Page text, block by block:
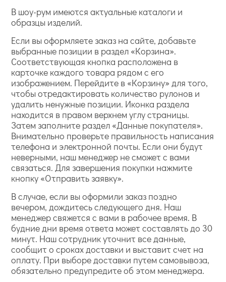
В шоу-рум имеются актуальные каталоги и
образцы изделий.
Если вы оформляете заказ на сайте, добавьте
выбранные позиции в раздел «Корзина».
Соответствующая кнопка расположена в
карточке каждого товара рядом с его
изображением. Перейдите в «Корзину» для того,
чтобы отредактировать количество рулонов и
удалить ненужные позиции. Иконка раздела
находится в правом верхнем углу страницы.
Затем заполните раздел «Данные покупателя».
Внимательно проверьте правильность написания
телефона и электронной почты. Если они будут
неверными, наш менеджер не сможет с вами
связаться. Для завершения покупки нажмите
кнопку «Отправить заявку».
В случае, если вы оформили заказ поздно
вечером, дождитесь следующего дня. Наш
менеджер свяжется с вами в рабочее время. В
будние дни время ответа может составлять до 30
минут. Наш сотрудник уточнит все данные,
сообщит о сроках доставки и выставит счет на
оплату. При выборе доставки путем самовывоза,
обязательно предупредите об этом менеджера.